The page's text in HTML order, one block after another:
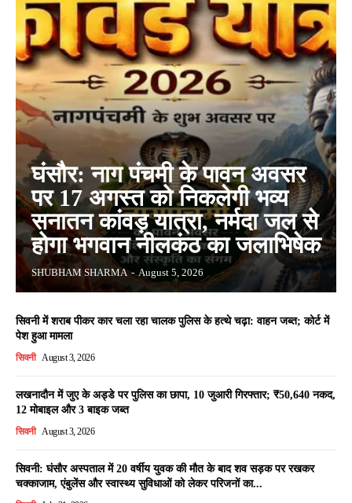
घंसौर: नाग पंचमी के पावन अवसर
पर 17 अगस्त को निकलेगी भव्य
सनातन कांवड़ यात्रा, नर्मदा जल से
होगा भगवान नीलकंठ का जलाभिषेक
SHUBHAM SHARMA - August 5, 2026
सिवनी में शराब पीकर कार चला रहा चालक पुलिस के हत्थे चढ़ा: वाहन जब्त; कोर्ट में
पेश हुआ मामला
सिवनी August 3, 2026
लखनादौन में जुए के अड्डे पर पुलिस का छापा, 10 जुआरी गिरफ्तार; ₹50,640 नकद,
12 मोबाइल और 3 बाइक जब्त
सिवनी August 3, 2026
सिवनी: घंसौर अस्पताल में 20 वर्षीय युवक की मौत के बाद शव सड़क पर रखकर
चक्काजाम, एंबुलेंस और स्वास्थ्य सुविधाओं को लेकर परिजनों का...